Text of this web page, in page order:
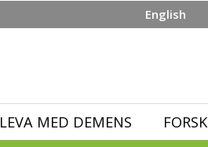
English
LEVA MED DEMENS